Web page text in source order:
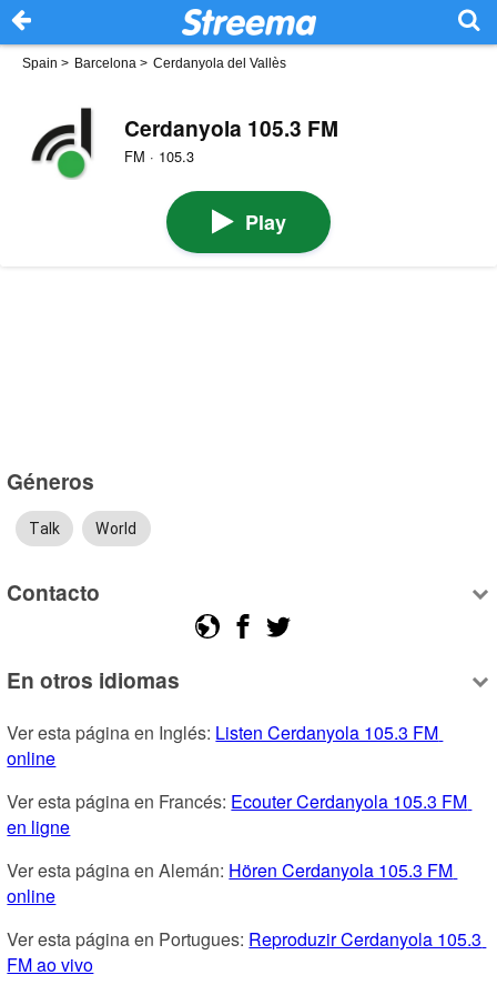
Spain > Barcelona > Cerdanyola del Vallès
Cerdanyola 105.3 FM
FM · 105.3
Play
Géneros
Talk World
Contacto
En otros idiomas
Ver esta página en Inglés: Listen Cerdanyola 105.3 FM
online
Ver esta página en Francés: Ecouter Cerdanyola 105.3 FM
en ligne
Ver esta página en Alemán: Hören Cerdanyola 105.3 FM
online
Ver esta página en Portugues: Reproduzir Cerdanyola 105.3
FM ao vivo